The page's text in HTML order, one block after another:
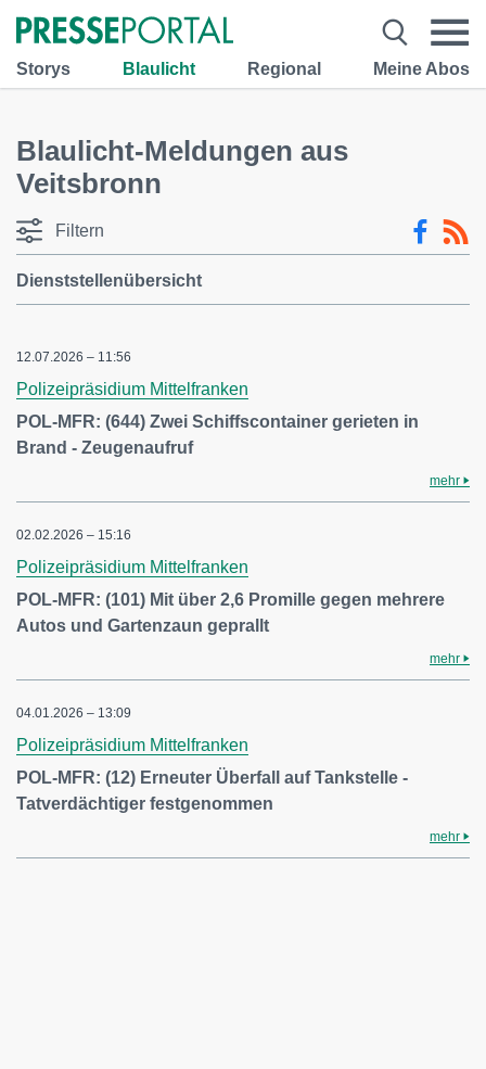
Storys Blaulicht Regional Meine Abos
Blaulicht-Meldungen aus
Veitsbronn
Filtern
Dienststellenübersicht
12.07.2026 – 11:56
Polizeipräsidium Mittelfranken
POL-MFR: (644) Zwei Schiffscontainer gerieten in
Brand - Zeugenaufruf
mehr
02.02.2026 – 15:16
Polizeipräsidium Mittelfranken
POL-MFR: (101) Mit über 2,6 Promille gegen mehrere
Autos und Gartenzaun geprallt
mehr
04.01.2026 – 13:09
Polizeipräsidium Mittelfranken
POL-MFR: (12) Erneuter Überfall auf Tankstelle -
Tatverdächtiger festgenommen
mehr